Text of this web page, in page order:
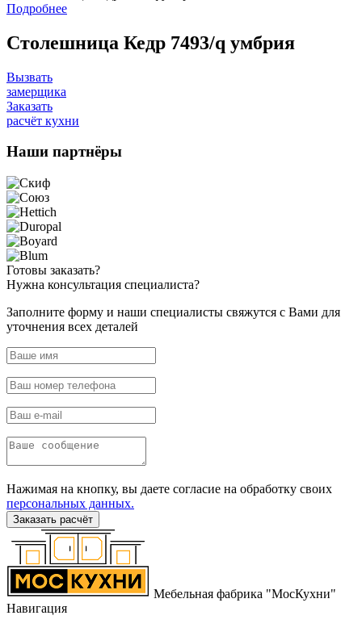
Подробнее
Столешница Кедр 7493/q умбрия
Вызвать
замерщика
Заказать
расчёт кухни
Наши партнёры
Готовы заказать?
Нужна консультация специалиста?
Заполните форму и наши специалисты свяжутся с Вами для
уточнения всех деталей
Нажимая на кнопку, вы даете согласие на обработку своих
персональных данных.
Заказать расчёт
Мебельная фабрика "МосКухни"
Навигация